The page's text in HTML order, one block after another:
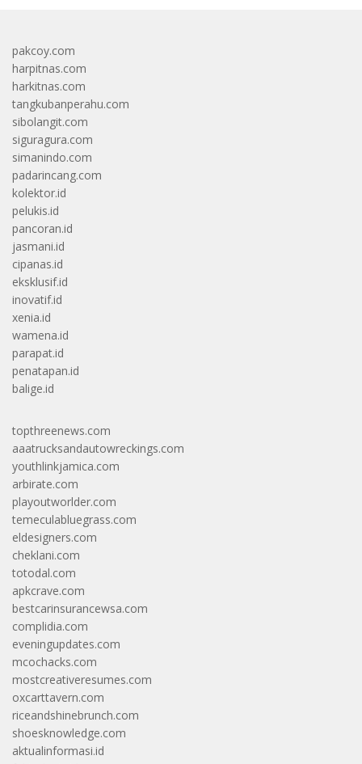
pakcoy.com
harpitnas.com
harkitnas.com
tangkubanperahu.com
sibolangit.com
siguragura.com
simanindo.com
padarincang.com
kolektor.id
pelukis.id
pancoran.id
jasmani.id
cipanas.id
eksklusif.id
inovatif.id
xenia.id
wamena.id
parapat.id
penatapan.id
balige.id
topthreenews.com
aaatrucksandautowreckings.com
youthlinkjamica.com
arbirate.com
playoutworlder.com
temeculabluegrass.com
eldesigners.com
cheklani.com
totodal.com
apkcrave.com
bestcarinsurancewsa.com
complidia.com
eveningupdates.com
mcochacks.com
mostcreativeresumes.com
oxcarttavern.com
riceandshinebrunch.com
shoesknowledge.com
aktualinformasi.id